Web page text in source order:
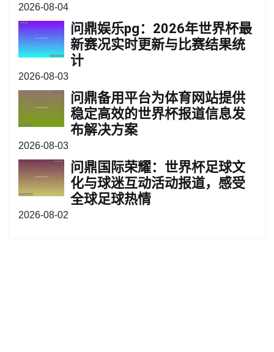
2026-08-04
问鼎娱乐pg：2026年世界杯最
新赛况实时更新与比赛结果统
计
2026-08-03
问鼎备用平台为体育网站提供
稳定高效的世界杯报道信息发
布解决方案
2026-08-03
问鼎国际荣耀：世界杯足球文
化与球迷互动活动报道，感受
全球足球热情
2026-08-02